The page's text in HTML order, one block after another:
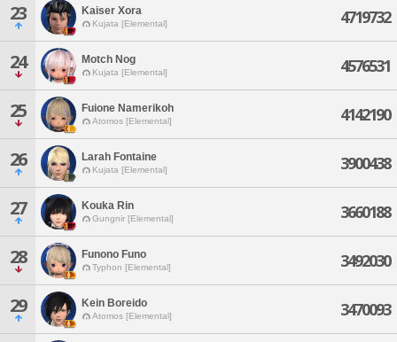
23 Kaiser Xora
Kujata [Elemental] 4719732
24 Motch Nog
Kujata [Elemental] 4576531
25 Fuione Namerikoh
Atomos [Elemental] 4142190
26 Larah Fontaine
Kujata [Elemental] 3900438
27 Kouka Rin
Gungnir [Elemental] 3660188
28 Funono Funo
Typhon [Elemental] 3492030
29 Kein Boreido
Atomos [Elemental] 3470093